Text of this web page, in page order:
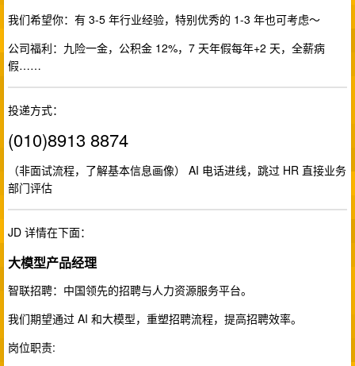
我们希望你：有 3-5 年行业经验，特别优秀的 1-3 年也可考虑～
公司福利：九险一金，公积金 12%，7 天年假每年+2 天，全薪病
假……
投递方式：
(010)8913 8874
（非面试流程，了解基本信息画像） AI 电话进线，跳过 HR 直接业务
部门评估
JD 详情在下面：
大模型产品经理
智联招聘：中国领先的招聘与人力资源服务平台。
我们期望通过 AI 和大模型，重塑招聘流程，提高招聘效率。
岗位职责: